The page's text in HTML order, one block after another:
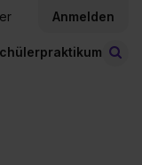
Anmelden